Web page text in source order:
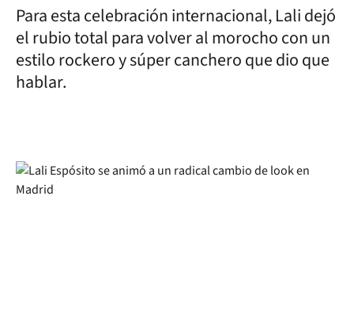
Para esta celebración internacional, Lali dejó
el rubio total para volver al morocho con un
estilo rockero y súper canchero que dio que
hablar.